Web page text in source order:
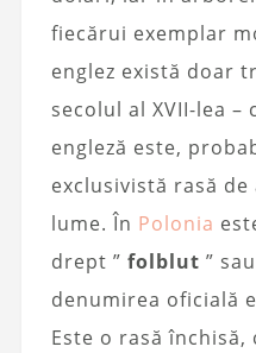
fiecărui exemplar
englez există doar
secolul al XVII-lea –
engleză este,
exclusivistă rasă
lume. În Polonia
drept ” folblut ”
denumirea oficială
Este o rasă